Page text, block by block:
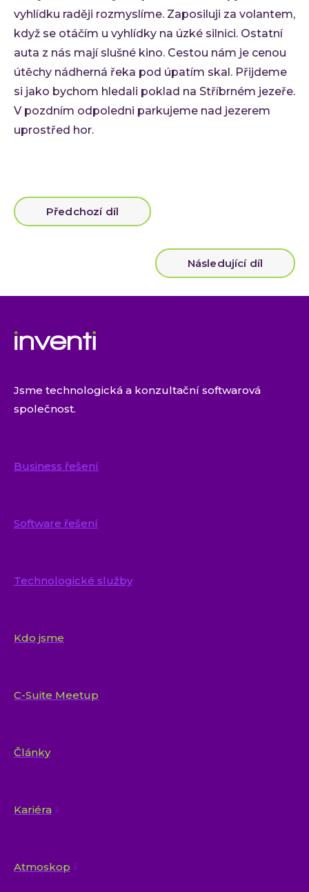
C-
QA
O
Kdo
vyhlídku raději rozmyslíme. Zaposiluji za volantem,
když se otáčím u vyhlídky na úzké silnici. Ostatní
auta z nás mají slušné kino. Cestou nám je cenou
útěchy nádherná řeka pod úpatím skal. Přijdeme
si jako bychom hledali poklad na Stříbrném jezeře.
V pozdním odpoledni parkujeme nad jezerem
uprostřed hor.
Předchozí díl
Následující díl
Jsme technologická a konzultační softwarová
společnost.
Business řešení
Software řešení
Technologické služby
Kdo jsme
C-Suite Meetup
Články
Kariéra
Atmoskop